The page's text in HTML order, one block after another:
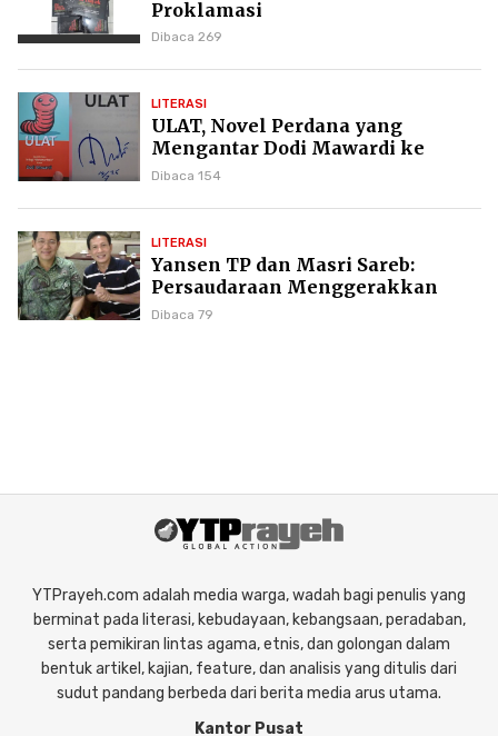
Proklamasi
Dibaca 269
LITERASI
ULAT, Novel Perdana yang
Mengantar Dodi Mawardi ke
Puncak Karier Kepenulisan
Dibaca 154
LITERASI
Yansen TP dan Masri Sareb:
Persaudaraan Menggerakkan
Literasi Borneo
Dibaca 79
YTPrayeh.com adalah media warga, wadah bagi penulis yang
berminat pada literasi, kebudayaan, kebangsaan, peradaban,
serta pemikiran lintas agama, etnis, dan golongan dalam
bentuk artikel, kajian, feature, dan analisis yang ditulis dari
sudut pandang berbeda dari berita media arus utama.
Kantor Pusat